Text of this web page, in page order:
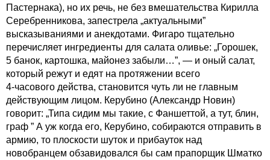
Пастернака), но их речь, не без вмешательства Кирилла
Серебренникова, запестрела „актуальными”
высказываниями и анекдотами. Фигаро тщательно
перечисляет ингредиенты для салата оливье: „Горошек,
5 банок, картошка, майонез забыли…”, — и оный салат,
который режут и едят на протяжении всего
4-часового действа, становится чуть ли не главным
действующим лицом. Керубино (Александр Новин)
говорит: „Типа сидим мы такие, с Фаншеттой, а тут, блин,
граф ” А уж когда его, Керубино, собираются отправить в
армию, то плоскости шуток и прибауток над
новобранцем обзавидовался бы сам прапорщик Шматко